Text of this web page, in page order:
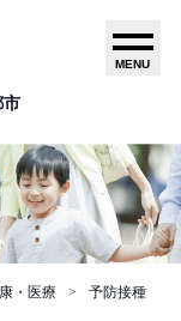
市
MENU
・医療 予防接種